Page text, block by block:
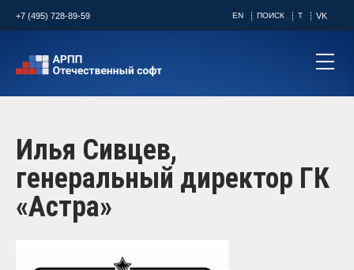
+7 (495) 728-89-59 EN ПОИСК T VK
Илья Сивцев,
генеральный директор ГК
«Астра»